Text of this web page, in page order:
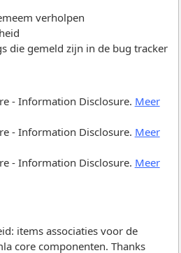
verholpen
die gemeld zijn in de bug tracker
- Information Disclosure. Meer
- Information Disclosure. Meer
- Information Disclosure. Meer
items associaties voor de
core componenten. Thanks